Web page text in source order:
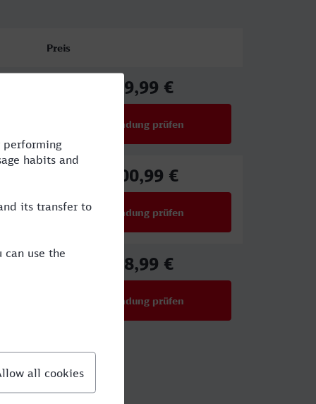
Preis
59,99 €
Verbindung prüfen
100,99 €
Verbindung prüfen
48,99 €
Verbindung prüfen